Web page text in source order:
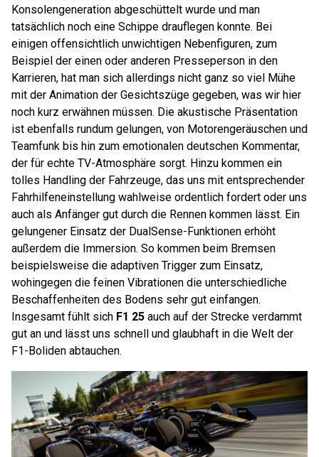
Konsolengeneration abgeschüttelt wurde und man
tatsächlich noch eine Schippe drauflegen konnte. Bei
einigen offensichtlich unwichtigen Nebenfiguren, zum
Beispiel der einen oder anderen Presseperson in den
Karrieren, hat man sich allerdings nicht ganz so viel Mühe
mit der Animation der Gesichtszüge gegeben, was wir hier
noch kurz erwähnen müssen. Die akustische Präsentation
ist ebenfalls rundum gelungen, von Motorengeräuschen und
Teamfunk bis hin zum emotionalen deutschen Kommentar,
der für echte TV-Atmosphäre sorgt. Hinzu kommen ein
tolles Handling der Fahrzeuge, das uns mit entsprechender
Fahrhilfeneinstellung wahlweise ordentlich fordert oder uns
auch als Anfänger gut durch die Rennen kommen lässt. Ein
gelungener Einsatz der DualSense-Funktionen erhöht
außerdem die Immersion. So kommen beim Bremsen
beispielsweise die adaptiven Trigger zum Einsatz,
wohingegen die feinen Vibrationen die unterschiedliche
Beschaffenheiten des Bodens sehr gut einfangen.
Insgesamt fühlt sich F1 25 auch auf der Strecke verdammt
gut an und lässt uns schnell und glaubhaft in die Welt der
F1-Boliden abtauchen.